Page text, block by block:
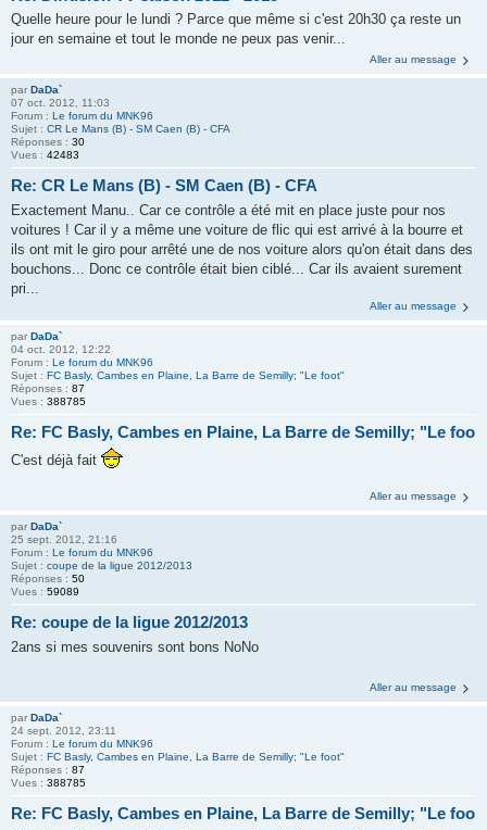
Quelle heure pour le lundi ? Parce que même si c'est 20h30 ça reste un
jour en semaine et tout le monde ne peux pas venir...
Aller au message
par DaDa`
07 oct. 2012, 11:03
Forum : Le forum du MNK96
Sujet : CR Le Mans (B) - SM Caen (B) - CFA
Réponses : 30
Vues : 42483
Re: CR Le Mans (B) - SM Caen (B) - CFA
Exactement Manu.. Car ce contrôle a été mit en place juste pour nos
voitures ! Car il y a même une voiture de flic qui est arrivé à la bourre et
ils ont mit le giro pour arrêté une de nos voiture alors qu'on était dans des
bouchons... Donc ce contrôle était bien ciblé... Car ils avaient surement
pri...
Aller au message
par DaDa`
04 oct. 2012, 12:22
Forum : Le forum du MNK96
Sujet : FC Basly, Cambes en Plaine, La Barre de Semilly; "Le foot"
Réponses : 87
Vues : 388785
Re: FC Basly, Cambes en Plaine, La Barre de Semilly; "Le foo
C'est déjà fait
Aller au message
par DaDa`
25 sept. 2012, 21:16
Forum : Le forum du MNK96
Sujet : coupe de la ligue 2012/2013
Réponses : 50
Vues : 59089
Re: coupe de la ligue 2012/2013
2ans si mes souvenirs sont bons NoNo
Aller au message
par DaDa`
24 sept. 2012, 23:11
Forum : Le forum du MNK96
Sujet : FC Basly, Cambes en Plaine, La Barre de Semilly; "Le foot"
Réponses : 87
Vues : 388785
Re: FC Basly, Cambes en Plaine, La Barre de Semilly; "Le foo